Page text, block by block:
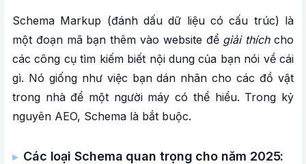
Schema Markup (đánh dấu dữ liệu có cấu trúc) là
một đoạn mã bạn thêm vào website để giải thíchcho
các công cụ tìm kiếm biết nội dung của bạn nói về cái
gì. Nó giống như việc bạn dán nhãn cho các đồ vật
trong nhà để một người máy có thể hiểu. Trong kỷ
nguyên AEO, Schema là bắt buộc.
Các loại Schema quan trọng cho năm 2025: